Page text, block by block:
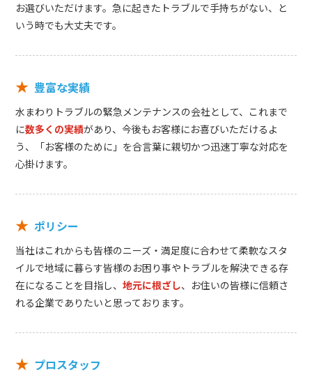
お選びいただけます。急に起きたトラブルで手持ちがない、と
いう時でも大丈夫です。
★ 豊富な実績
水まわりトラブルの緊急メンテナンスの会社として、これまで
に数多くの実績があり、今後もお客様にお喜びいただけるよ
う、「お客様のために」を合言葉に親切かつ迅速丁寧な対応を
心掛けます。
★ ポリシー
当社はこれからも皆様のニーズ・満足度に合わせて柔軟なスタ
イルで地域に暮らす皆様のお困り事やトラブルを解決できる存
在になることを目指し、地元に根ざし、お住いの皆様に信頼さ
れる企業でありたいと思っております。
★ プロスタッフ